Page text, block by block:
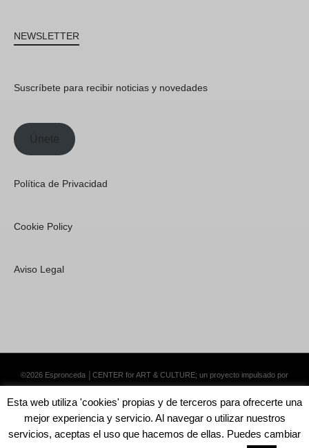
NEWSLETTER
Suscríbete para recibir noticias y novedades
Únete
Política de Privacidad
Cookie Policy
Aviso Legal
©2026 Espronceda │CENTER for ART & CULTURE; un proyecto impulsado por
Esta web utiliza 'cookies' propias y de terceros para ofrecerte una
mejor experiencia y servicio. Al navegar o utilizar nuestros
servicios, aceptas el uso que hacemos de ellas. Puedes cambiar